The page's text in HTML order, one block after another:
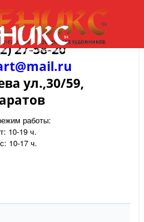
27-58-20
ул.,30/59,
работы:
10-19 ч.
10-17 ч.